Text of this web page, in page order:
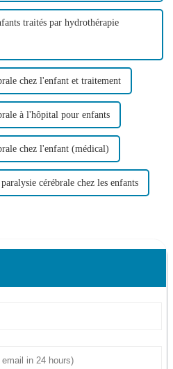
traités par hydrothérapie
chez l'enfant et traitement
à l'hôpital pour enfants
chez l'enfant (médical)
cérébrale chez les enfants